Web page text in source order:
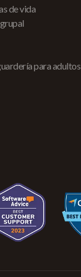
de vida
para adultos